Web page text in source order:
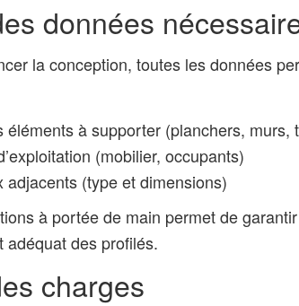
données
la conception, toutes les données
éléments à supporter (planchers, murs,
(mobilier, occupants)
adjacents (type et dimensions)
à portée de main permet de
adéquat des profilés.
charges